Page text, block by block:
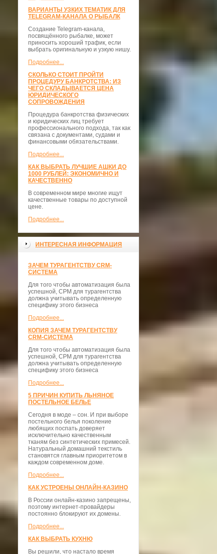
ВАРИАНТЫ УЗКИХ ТЕМАТИК ДЛЯ
TELEGRAM-КАНАЛА О РЫБАЛК
Создание Telegram-канала,
посвящённого рыбалке, может
приносить хороший трафик, если
выбрать оригинальную и узкую нишу.
Подробнее...
СКОЛЬКО СТОИТ ПРОЙТИ
ПРОЦЕДУРУ БАНКРОТСТВА: ИЗ
ЧЕГО СКЛАДЫВАЕТСЯ ЦЕНА
ЮРИДИЧЕСКОГО
СОПРОВОЖДЕНИЯ
Процедура банкротства физических
и юридических лиц требует
профессионального подхода, так как
связана с документами, судами и
финансовыми обязательствами.
Подробнее...
КАК ВЫБРАТЬ ЛУЧШИЕ АШКИ ДО
1000 РУБЛЕЙ: ЭКОНОМИЧНО И
КАЧЕСТВЕННО
В современном мире многие ищут
качественные товары по доступной
цене.
Подробнее...
ИНТЕРЕСНАЯ ИНФОРМАЦИЯ
ЗАЧЕМ ТУРАГЕНТСТВУ CRM-
СИСТЕМА
Для того чтобы автоматизация была
успешной, СРМ для турагентства
должна учитывать определенную
специфику этого бизнеса
Подробнее...
КОПИЯ ЗАЧЕМ ТУРАГЕНТСТВУ
CRM-СИСТЕМА
Для того чтобы автоматизация была
успешной, СРМ для турагентства
должна учитывать определенную
специфику этого бизнеса
Подробнее...
5 ПРИЧИН КУПИТЬ ЛЬНЯНОЕ
ПОСТЕЛЬНОЕ БЕЛЬЕ
Сегодня в моде – сон. И при выборе
постельного белья поколение
любящих поспать доверяет
исключительно качественным
тканям без синтетических примесей.
Натуральный домашний текстиль
становятся главным приоритетом в
каждом современном доме.
Подробнее...
КАК УСТРОЕНЫ ОНЛАЙН-КАЗИНО
В России онлайн-казино запрещены,
поэтому интернет-провайдеры
постоянно блокируют их домены.
Подробнее...
КАК ВЫБРАТЬ КУХНЮ
Вы решили, что настало время